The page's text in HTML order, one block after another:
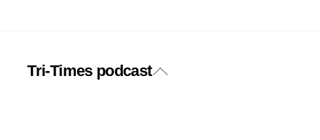
Back
Tri-Times podcastTwitter